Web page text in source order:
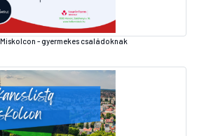
- gyermekes családoknak